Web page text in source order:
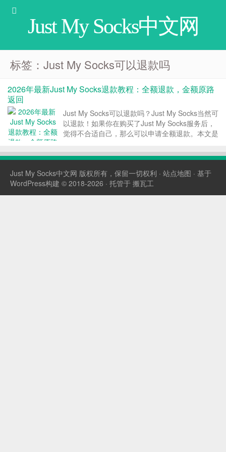
Just My Socks中文网
标签：Just My Socks可以退款吗
2026年最新Just My Socks退款教程：全额退款，金额原路
返回
Just My Socks可以退款吗？Just My Socks当然可
以退款！如果你在购买了Just My Socks服务后，
觉得不合适自己，那么可以申请全额退款。本文是
退款条款 Just My ...
Just My Socks中文网 版权所有，保留一切权利 · 站点地图 · 基于
WordPress构建 © 2018-2026 · 托管于 搬瓦工